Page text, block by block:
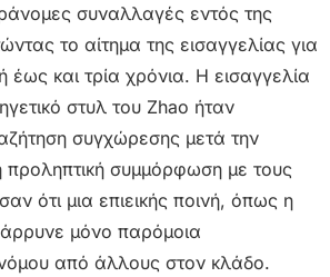
συναλλαγές εντός της
το αίτημα της εισαγγελίας για
έως και τρία χρόνια. Η εισαγγελία
στυλ του Zhao ήταν
συγχώρεσης μετά την
συμμόρφωση με τους
ότι μια επιεικής ποινή, όπως η
μόνο παρόμοια
από άλλους στον κλάδο.